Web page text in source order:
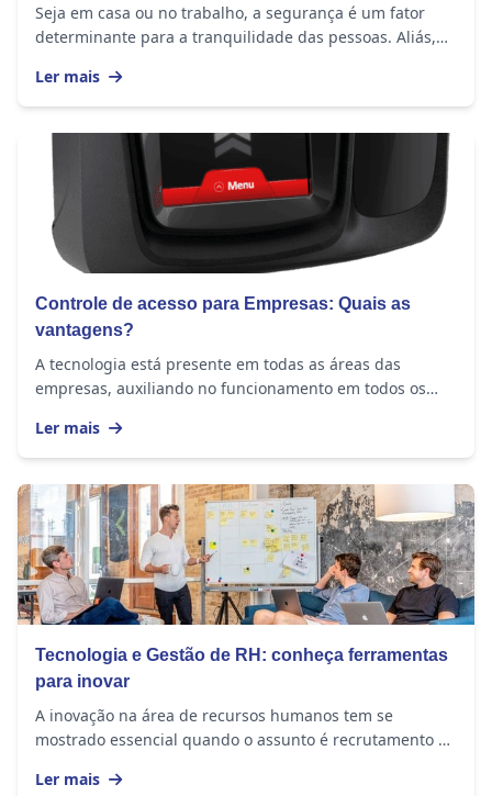
Seja em casa ou no trabalho, a segurança é um fator
determinante para a tranquilidade das pessoas. Aliás,
Ler mais
Controle de acesso para Empresas: Quais as
vantagens?
A tecnologia está presente em todas as áreas das
empresas, auxiliando no funcionamento em todos os
Ler mais
Tecnologia e Gestão de RH: conheça ferramentas
para inovar
A inovação na área de recursos humanos tem se
mostrado essencial quando o assunto é recrutamento e
Ler mais